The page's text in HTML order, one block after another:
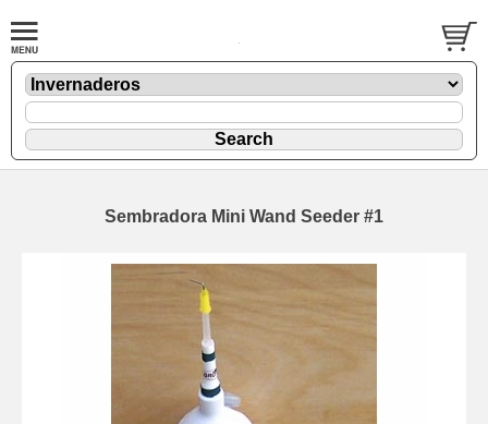
Sembradora Mini Wand Seeder #1